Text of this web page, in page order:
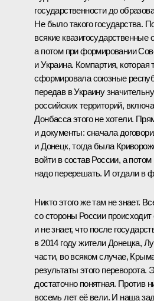
государственности до
Не было такого государства.
всякие квазигосударственные
а потом при формировании
и Украина. Компартия, которая
сформировала союзные
передав в Украину
российских территорий,
Донбасса этого не хотели.
и документы: сначала
и Донецк, тогда была
войти в состав России, а
надо перерешать. И отдали в
Никто этого же там не знает.
со стороны России
и не знает, что после
в 2014 году жители Донецка,
части, во всяком случае,
результаты этого переворота.
достаточно понятная. Против
восемь лет её вели. И наша